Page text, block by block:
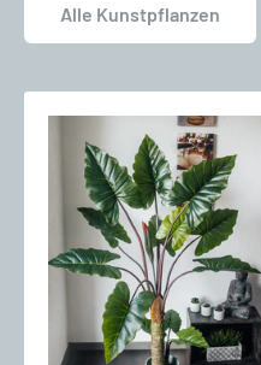
Alle Kunstpflanzen